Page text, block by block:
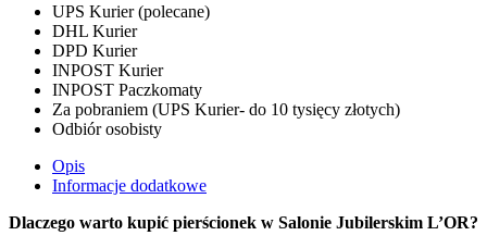
UPS Kurier (polecane)
DHL Kurier
DPD Kurier
INPOST Kurier
INPOST Paczkomaty
Za pobraniem (UPS Kurier- do 10 tysięcy złotych)
Odbiór osobisty
Opis
Informacje dodatkowe
Dlaczego warto kupić pierścionek w Salonie Jubilerskim L’OR?